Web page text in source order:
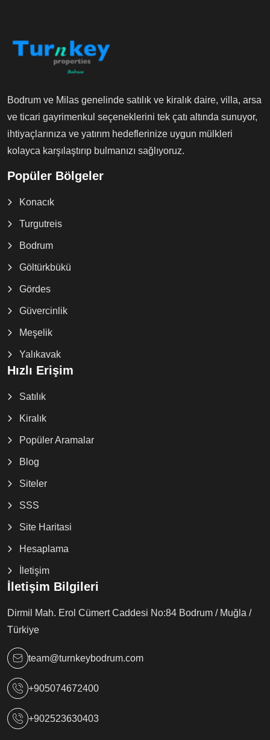
Bodrum ve Milas genelinde satılık ve kiralık daire, villa, arsa
ve ticari gayrimenkul seçeneklerini tek çatı altında sunuyor,
ihtiyaçlarınıza ve yatırım hedeflerinize uygun mülkleri
kolayca karşılaştırıp bulmanızı sağlıyoruz.
Popüler Bölgeler
Konacık
Turgutreis
Bodrum
Göltürkbükü
Gördes
Güvercinlik
Meşelik
Yalıkavak
Hızlı Erişim
Satılık
Kiralık
Popüler Aramalar
Blog
Siteler
SSS
Site Haritasi
Hesaplama
İletişim
İletişim Bilgileri
Dirmil Mah. Erol Cümert Caddesi No:84 Bodrum / Muğla /
Türkiye
team@turnkeybodrum.com
+905074672400
+902523630403